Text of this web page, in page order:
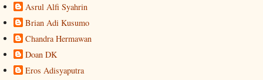
Asrul Alfi Syahrin
Brian Adi Kusumo
Chandra Hermawan
Doan DK
Eros Adisyaputra